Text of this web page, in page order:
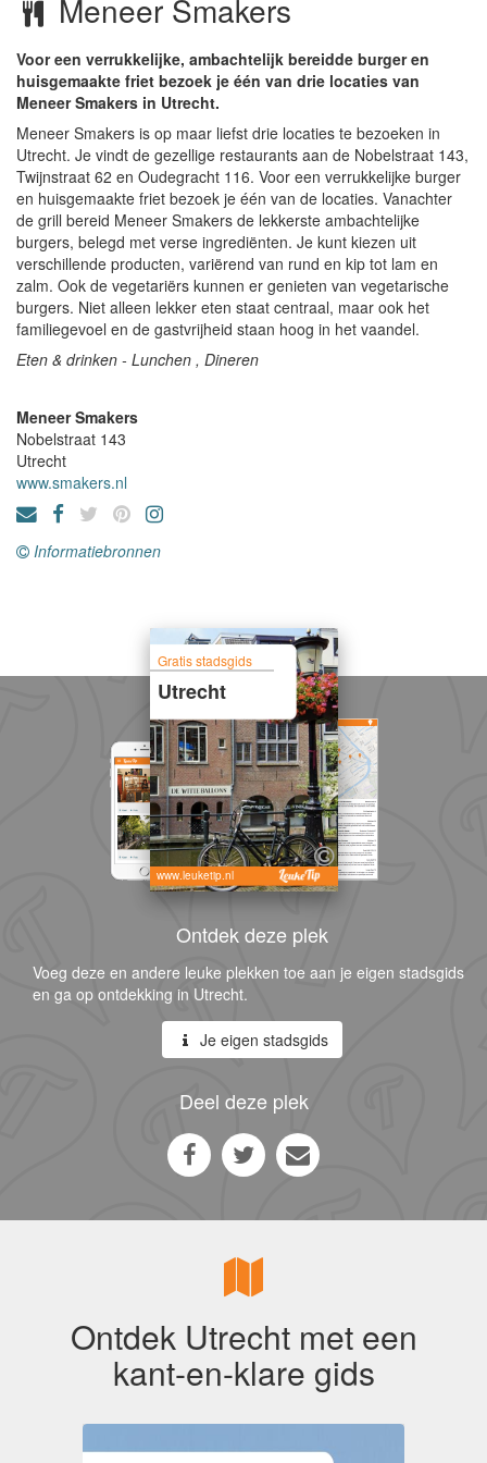
Meneer Smakers
Voor een verrukkelijke, ambachtelijk bereidde burger en
huisgemaakte friet bezoek je één van drie locaties van
Meneer Smakers in Utrecht.
Meneer Smakers is op maar liefst drie locaties te bezoeken in
Utrecht. Je vindt de gezellige restaurants aan de Nobelstraat 143,
Twijnstraat 62 en Oudegracht 116. Voor een verrukkelijke burger
en huisgemaakte friet bezoek je één van de locaties. Vanachter
de grill bereid Meneer Smakers de lekkerste ambachtelijke
burgers, belegd met verse ingrediënten. Je kunt kiezen uit
verschillende producten, variërend van rund en kip tot lam en
zalm. Ook de vegetariërs kunnen er genieten van vegetarische
burgers. Niet alleen lekker eten staat centraal, maar ook het
familiegevoel en de gastvrijheid staan hoog in het vaandel.
Eten & drinken - Lunchen , Dineren
Meneer Smakers
Nobelstraat 143
Utrecht
www.smakers.nl
Informatiebronnen
Gratis stadsgids
Utrecht
www.leuketip.nl
Ontdek deze plek
Voeg deze en andere leuke plekken toe aan je eigen stadsgids
en ga op ontdekking in Utrecht.
Je eigen stadsgids
Deel deze plek
Ontdek Utrecht met een
kant-en-klare gids